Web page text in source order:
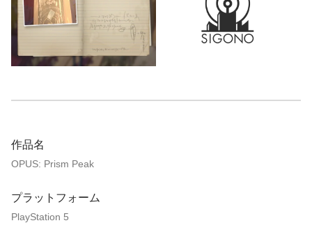
作品名
OPUS: Prism Peak
プラットフォーム
PlayStation 5